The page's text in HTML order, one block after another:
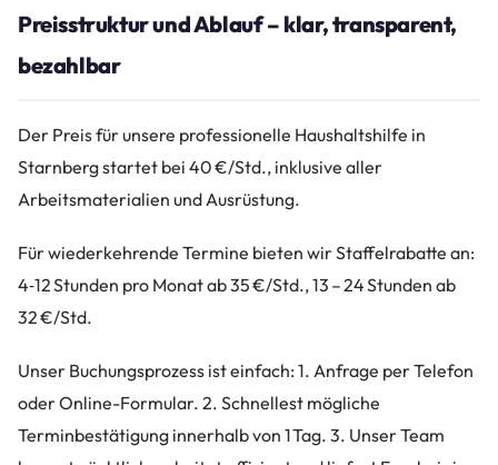
Preisstruktur und Ablauf – klar, transparent,
bezahlbar
Der Preis für unsere professionelle Haushaltshilfe in
Starnberg startet bei 40 €/Std., inklusive aller
Arbeitsmaterialien und Ausrüstung.
Für wiederkehrende Termine bieten wir Staffelrabatte an:
4‑12 Stunden pro Monat ab 35 €/Std., 13 – 24 Stunden ab
32 €/Std.
Unser Buchungsprozess ist einfach: 1. Anfrage per Telefon
oder Online-Formular. 2. Schnellest mögliche
Terminbestätigung innerhalb von 1 Tag. 3. Unser Team